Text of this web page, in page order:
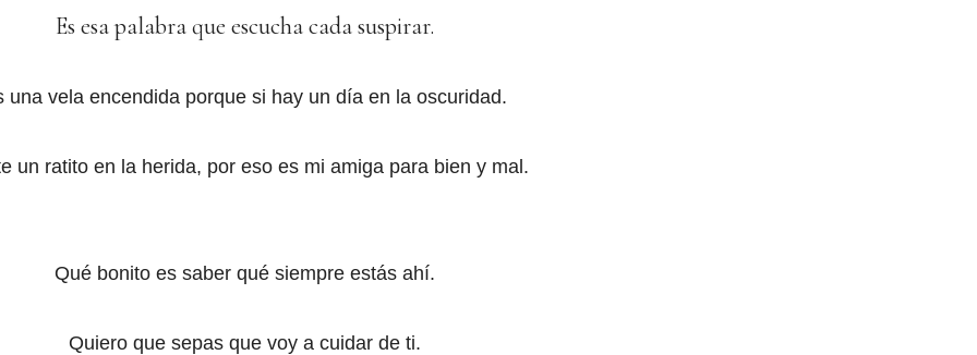
Es esa palabra que escucha cada suspirar.
una vela encendida porque si hay un día en la oscuridad.
un ratito en la herida, por eso es mi amiga para bien y mal.
Qué bonito es saber qué siempre estás ahí.
Quiero que sepas que voy a cuidar de ti.